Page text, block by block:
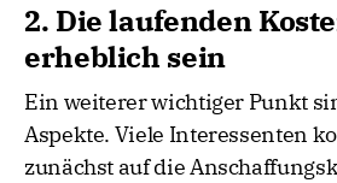
2. Die laufenden
erheblich sein
Ein weiterer wichtiger Punkt
Aspekte. Viele Interessenten
zunächst auf die